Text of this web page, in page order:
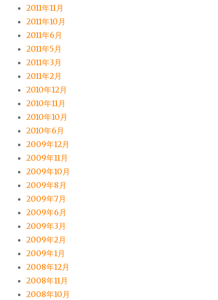
2011年11月
2011年10月
2011年6月
2011年5月
2011年3月
2011年2月
2010年12月
2010年11月
2010年10月
2010年6月
2009年12月
2009年11月
2009年10月
2009年8月
2009年7月
2009年6月
2009年3月
2009年2月
2009年1月
2008年12月
2008年11月
2008年10月